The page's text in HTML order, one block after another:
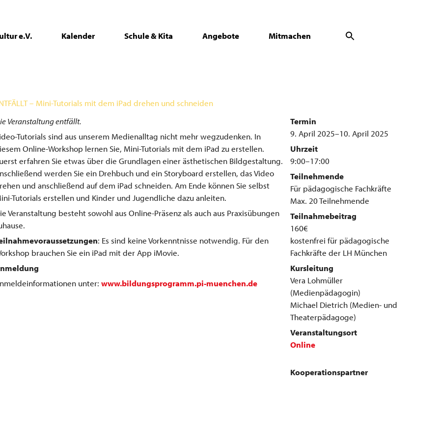
e.V. Kalender Schule & Kita Angebote Mitmachen
– Mini-Tutorials mit dem iPad drehen und schneiden
Veranstaltung entfällt.
Tutorials sind aus unserem Medienalltag nicht mehr wegzudenken. In
Online-Workshop lernen Sie, Mini-Tutorials mit dem iPad zu erstellen.
erfahren Sie etwas über die Grundlagen einer ästhetischen Bildgestaltung.
werden Sie ein Drehbuch und ein Storyboard erstellen, das Video
und anschließend auf dem iPad schneiden. Am Ende können Sie selbst
Tutorials erstellen und Kinder und Jugendliche dazu anleiten.
Veranstaltung besteht sowohl aus Online-Präsenz als auch aus Praxisübungen
: Es sind keine Vorkenntnisse notwendig. Für den
brauchen Sie ein iPad mit der App iMovie.
unter: www.bildungsprogramm.pi-muenchen.de
Termin
9. April 2025–10. April 2025
Uhrzeit
9:00–17:00
Teilnehmende
Für pädagogische Fachkräfte
Max. 20 Teilnehmende
Teilnahmebeitrag
160€
kostenfrei für pädagogische
Fachkräfte der LH München
Kursleitung
Vera Lohmüller
(Medienpädagogin)
Michael Dietrich (Medien- und
Theaterpädagoge)
Veranstaltungsort
Online
Kooperationspartner